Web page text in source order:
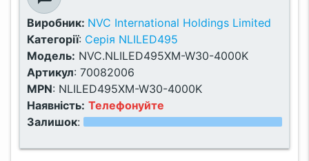
Виробник: NVC International Holdings Limited
Категорії: Серія NLILED495
Модель: NVC.NLILED495XM-W30-4000K
Артикул:70082006
MPN: NLILED495XM-W30-4000K
Наявність: Телефонуйте
Залишок: